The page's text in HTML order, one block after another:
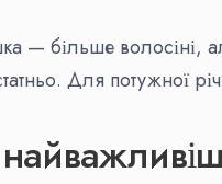
— більше волосіні,
Для потужної